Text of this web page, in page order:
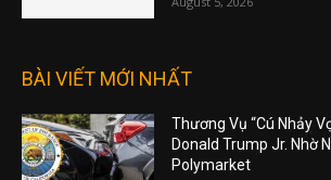
BÀI VIẾT MỚI NHẤT
Thương Vụ “Cú Nhảy
Donald Trump Jr. Nhờ
Polymarket